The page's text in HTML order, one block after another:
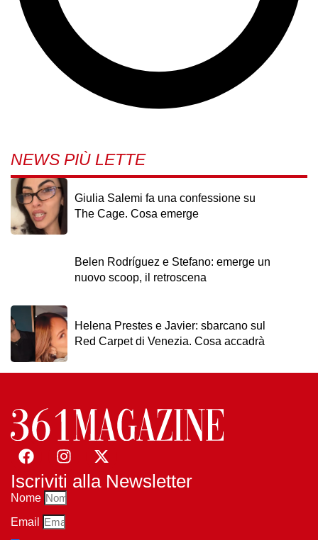
NEWS PIÙ LETTE
Giulia Salemi fa una confessione su
The Cage. Cosa emerge
Belen Rodríguez e Stefano: emerge un
nuovo scoop, il retroscena
Helena Prestes e Javier: sbarcano sul
Red Carpet di Venezia. Cosa accadrà
Iscriviti alla Newsletter
Nome
Email